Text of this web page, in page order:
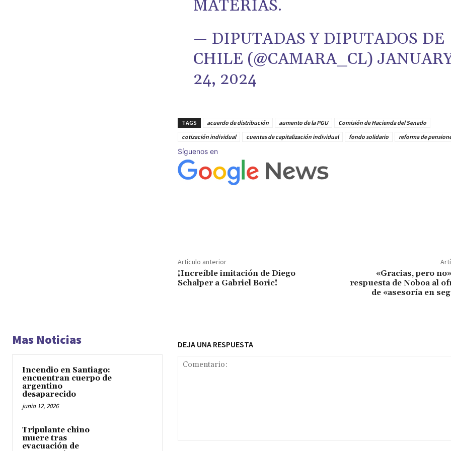
MATERIAS.
— DIPUTADAS Y DIPUTADOS DE
CHILE (@CAMARA_CL)
24, 2024
TAGS acuerdo de distribución aumento de la PGU
Comisión de Hacienda del Senado
cotización individual
cuentas de capitalización individual fondo solidario reforma de
Síguenos en
Artículo anterior
¡Increíble imitación de Diego
Schalper a Gabriel Boric!
«Gracias, pero
respuesta de Noboa al
de «asesoría en
Mas Noticias
Incendio en Santiago:
encuentran cuerpo de
argentino
desaparecido
junio 12, 2026
Tripulante chino
muere tras
evacuación de
DEJA UNA RESPUESTA